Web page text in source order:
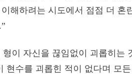
해하려는 시도에서 점점 더 혼
이 자신을 끊임없이 괴롭히는
현수를 괴롭힌 적이 없다며 모